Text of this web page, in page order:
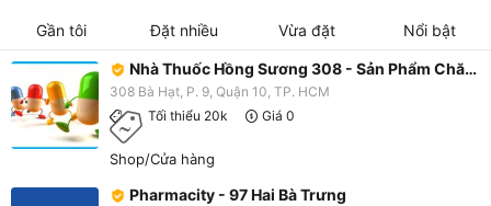
Gần tôi Đặt nhiều Vừa đặt Nổi bật
Nhà Thuốc Hồng Sương 308 - Sản Phẩm Chăm Sóc Sức Khỏe - Bà Hạt
308 Bà Hạt, P. 9, Quận 10, TP. HCM
Tối thiểu 20k
Giá 0
Shop/Cửa hàng
Pharmacity - 97 Hai Bà Trưng